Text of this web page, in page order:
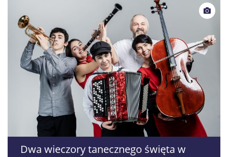
Dwa wieczory tanecznego święta w